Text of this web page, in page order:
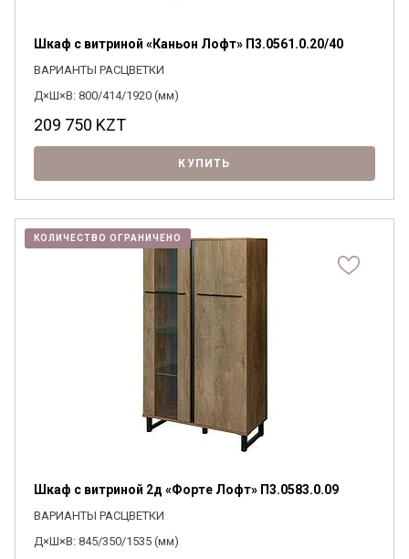
Шкаф с витриной «Каньон Лофт» П3.0561.0.20/40
ВАРИАНТЫ РАСЦВЕТКИ
Д×Ш×В: 800/414/1920 (мм)
209 750 KZT
КУПИТЬ
КОЛИЧЕСТВО ОГРАНИЧЕНО
Шкаф с витриной 2д «Форте Лофт» П3.0583.0.09
ВАРИАНТЫ РАСЦВЕТКИ
Д×Ш×В: 845/350/1535 (мм)